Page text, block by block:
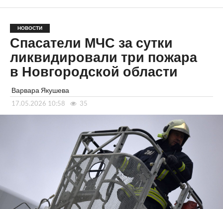
НОВОСТИ
Спасатели МЧС за сутки
ликвидировали три пожара
в Новгородской области
Варвара Якушева
17.05.2026 10:58 35